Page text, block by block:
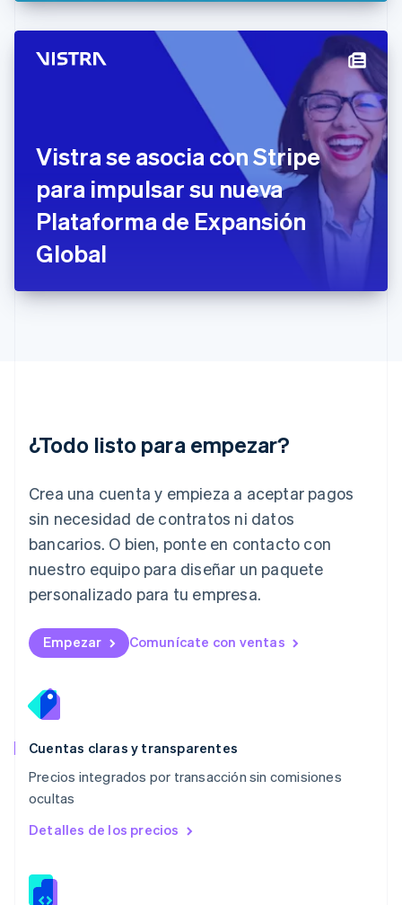
Vistra se asocia con Stripe
para impulsar su nueva
Plataforma de Expansión
Global
¿Todo listo para empezar?
Crea una cuenta y empieza a aceptar pagos
sin necesidad de contratos ni datos
bancarios. O bien, ponte en contacto con
nuestro equipo para diseñar un paquete
personalizado para tu empresa.
Empezar Comunícate con ventas
Cuentas claras y transparentes
Precios integrados por transacción sin comisiones
ocultas
Detalles de los precios
English Español 简体中文
Francia
FrançaisEnglish
Gibraltar
English
Grecia
English
Hungría
India
Letonia
English
Deutsch English
Lituania
English
Luxemburgo
FrançaisDeutsch English
English 简体中文
English
México
Noruega
English
English
NederlandsEnglish
Polonia
English
RAE de Hong Kong, China